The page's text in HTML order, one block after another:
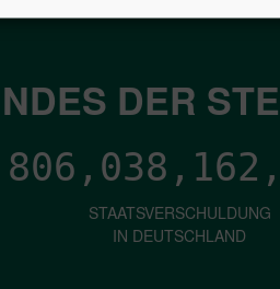
DER
STAATSVERSCHULDUNG
IN DEUTSCHLAND